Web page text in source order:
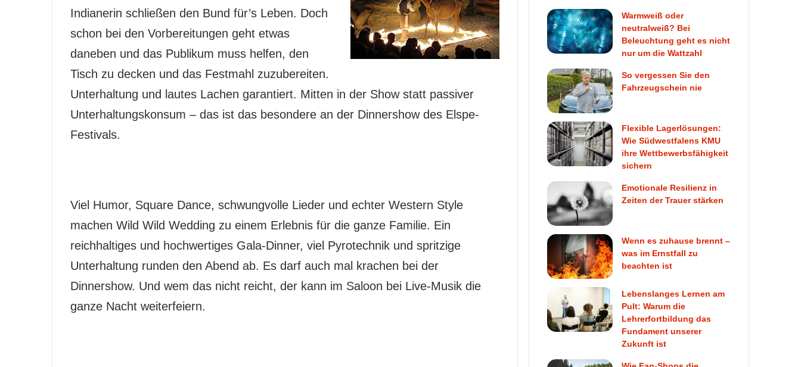
Indianerin schließen den Bund für’s Leben. Doch
schon bei den Vorbereitungen geht etwas
daneben und das Publikum muss helfen, den
Tisch zu decken und das Festmahl zuzubereiten.
Unterhaltung und lautes Lachen garantiert. Mitten in der Show statt passiver
Unterhaltungskonsum – das ist das besondere an der Dinnershow des Elspe-
Festivals.
Viel Humor, Square Dance, schwungvolle Lieder und echter Western Style
machen Wild Wild Wedding zu einem Erlebnis für die ganze Familie. Ein
reichhaltiges und hochwertiges Gala-Dinner, viel Pyrotechnik und spritzige
Unterhaltung runden den Abend ab. Es darf auch mal krachen bei der
Dinnershow. Und wem das nicht reicht, der kann im Saloon bei Live-Musik die
ganze Nacht weiterfeiern.
Warmweiß oder
neutralweiß? Bei
Beleuchtung geht es nicht
nur um die Wattzahl
So vergessen Sie den
Fahrzeugschein nie
Flexible Lagerlösungen:
Wie Südwestfalens KMU
ihre Wettbewerbsfähigkeit
sichern
Emotionale Resilienz in
Zeiten der Trauer stärken
Wenn es zuhause brennt –
was im Ernstfall zu
beachten ist
Lebenslanges Lernen am
Pult: Warum die
Lehrerfortbildung das
Fundament unserer
Zukunft ist